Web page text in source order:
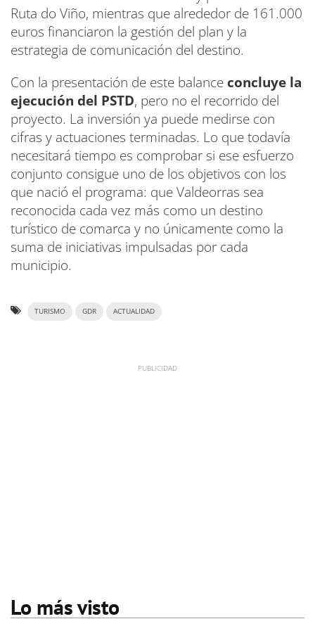
Ruta do Viño, mientras que alrededor de 161.000
euros financiaron la gestión del plan y la
estrategia de comunicación del destino.
Con la presentación de este balance concluye la
ejecución del PSTD, pero no el recorrido del
proyecto. La inversión ya puede medirse con
cifras y actuaciones terminadas. Lo que todavía
necesitará tiempo es comprobar si ese esfuerzo
conjunto consigue uno de los objetivos con los
que nació el programa: que Valdeorras sea
reconocida cada vez más como un destino
turístico de comarca y no únicamente como la
suma de iniciativas impulsadas por cada
municipio.
TURISMO GDR ACTUALIDAD
Lo más visto